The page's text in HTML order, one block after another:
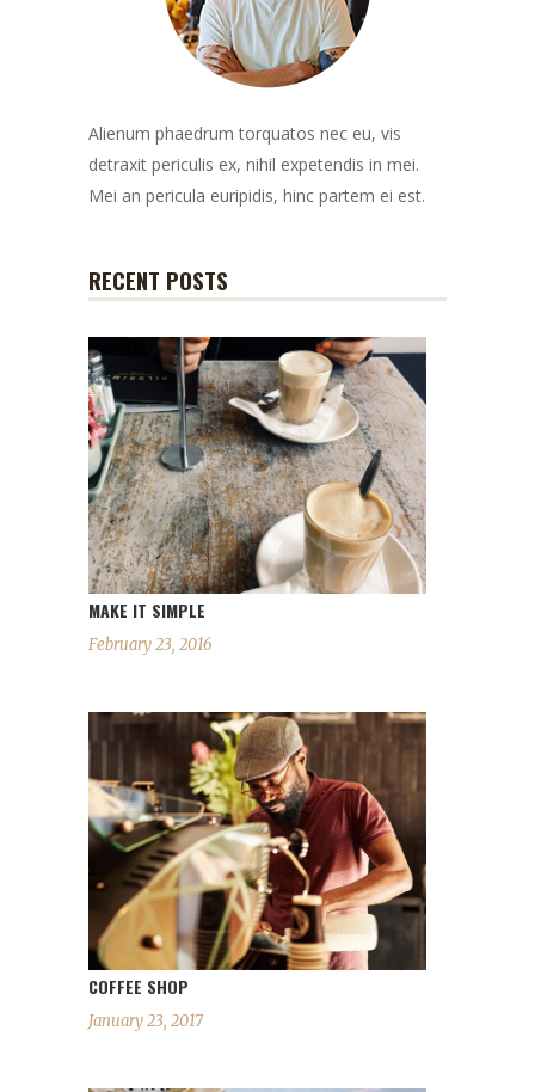
Alienum phaedrum torquatos nec eu, vis
detraxit periculis ex, nihil expetendis in mei.
Mei an pericula euripidis, hinc partem ei est.
RECENT POSTS
MAKE IT SIMPLE
February 23, 2016
COFFEE SHOP
January 23, 2017